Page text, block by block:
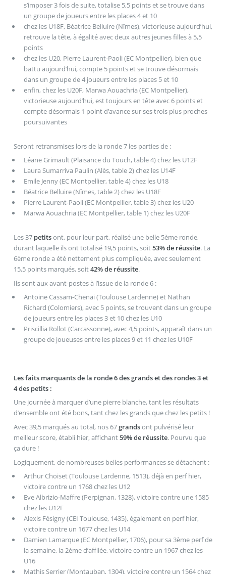
s’imposer 3 fois de suite, totalise 5,5 points et se trouve dans
un groupe de joueurs entre les places 4 et 10
chez les U18F, Béatrice Belluire (Nîmes), victorieuse aujourd’hui,
retrouve la tête, à égalité avec deux autres jeunes filles à 5,5
points
chez les U20, Pierre Laurent-Paoli (EC Montpellier), bien que
battu aujourd’hui, compte 5 points et se trouve désormais
dans un groupe de 4 joueurs entre les places 5 et 10
enfin, chez les U20F, Marwa Aouachria (EC Montpellier),
victorieuse aujourd’hui, est toujours en tête avec 6 points et
compte désormais 1 point d’avance sur ses trois plus proches
poursuivantes
Seront retransmises lors de la ronde 7 les parties de :
Léane Grimault (Plaisance du Touch, table 4) chez les U12F
Laura Sumarriva Paulin (Alès, table 2) chez les U14F
Emile Jenny (EC Montpellier, table 4) chez les U18
Béatrice Belluire (Nîmes, table 2) chez les U18F
Pierre Laurent-Paoli (EC Montpellier, table 3) chez les U20
Marwa Aouachria (EC Montpellier, table 1) chez les U20F
Les 37 petitsont, pour leur part, réalisé une belle 5ème ronde,
durant laquelle ils ont totalisé 19,5 points, soit53% de réussite. La
6ème ronde a été nettement plus compliquée, avec seulement
15,5 points marqués, soit42% de réussite.
Ils sont aux avant-postes à l’issue de la ronde 6 :
Antoine Cassam-Chenai (Toulouse Lardenne) et Nathan
Richard (Colomiers), avec 5 points, se trouvent dans un groupe
de joueurs entre les places 3 et 10 chez les U10
Priscillia Rollot (Carcassonne), avec 4,5 points, apparaît dans un
groupe de joueuses entre les places 9 et 11 chez les U10F
Les faits marquants de la ronde 6 des grands et des rondes 3 et
4 des petits :
Une journée à marquer d’une pierre blanche, tant les résultats
d’ensemble ont été bons, tant chez les grands que chez les petits !
Avec 39,5 marqués au total, nos 67grandsont pulvérisé leur
meilleur score, établi hier, affichant59% de réussite. Pourvu que
ça dure !
Logiquement, de nombreuses belles performances se détachent :
Arthur Choiset (Toulouse Lardenne, 1513), déjà en perf hier,
victoire contre un 1768 chez les U12
Eve Albrizio-Maffre (Perpignan, 1328), victoire contre une 1585
chez les U12F
Alexis Fésigny (CEI Toulouse, 1435), également en perf hier,
victoire contre un 1677 chez les U14
Damien Lamarque (EC Montpellier, 1706), pour sa 3ème perf de
la semaine, la 2ème d’affilée, victoire contre un 1967 chez les
U16
Mathis Serrier (Montauban, 1304), victoire contre un 1564 chez